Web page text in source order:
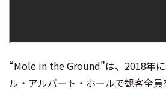
“Mole in the Ground”は、2018年
ル・アルバート・ホールで観客全